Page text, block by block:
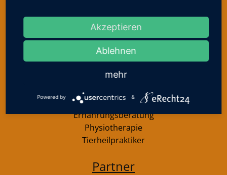
Gesund bleiben
Ernährungsberatung
Physiotherapie
Tierheilpraktiker
Partner
Akzeptieren
Ablehnen
mehr
Powered by &